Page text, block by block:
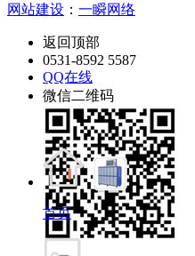
网站建设 ： 一瞬网络
返回顶部
0531-8592 5587
QQ在线
微信二维码
首页